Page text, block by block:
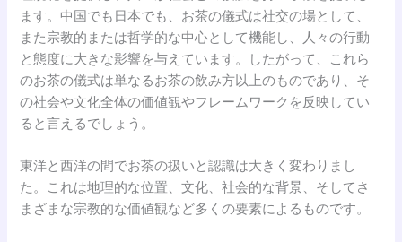
ます。中国でも日本でも、お茶の儀式は社交の場として、
また宗教的または哲学的な中心として機能し、人々の行動
と態度に大きな影響を与えています。したがって、これら
のお茶の儀式は単なるお茶の飲み方以上のものであり、そ
の社会や文化全体の価値観やフレームワークを反映してい
ると言えるでしょう。
東洋と西洋の間でお茶の扱いと認識は大きく変わりまし
た。これは地理的な位置、文化、社会的な背景、そしてさ
まざまな宗教的な価値観など多くの要素によるものです。